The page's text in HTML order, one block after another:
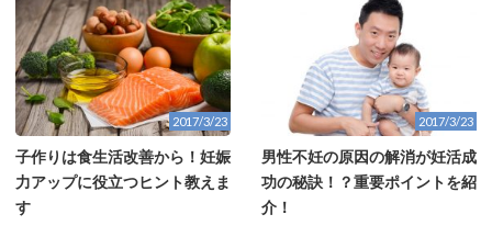
2017/3/23
子作りは食生活改善から！妊娠
力アップに役立つヒント教えま
す
2017/3/23
男性不妊の原因の解消が妊活成
功の秘訣！？重要ポイントを紹
介！